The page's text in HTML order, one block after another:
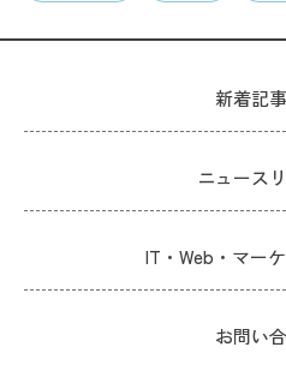
新着記
ニュース
IT・Web・マー
お問い